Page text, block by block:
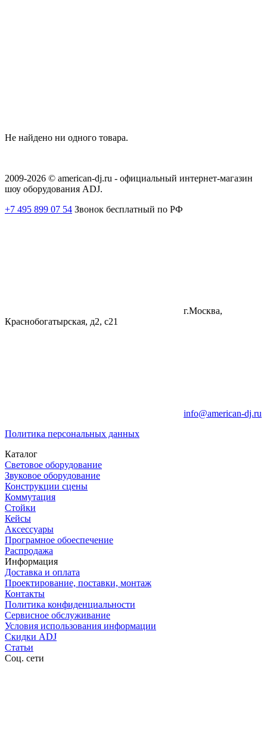
Не найдено ни одного товара.
2009-2026 © american-dj.ru - официальный интернет-магазин
шоу оборудования ADJ.
+7 495 899 07 54 Звонок бесплатный по РФ
г.Москва,
Краснобогатырская, д2, с21
info@american-dj.ru
Политика персональных данных
Каталог
Световое оборудование
Звуковое оборудование
Конструкции сцены
Коммутация
Стойки
Кейсы
Аксессуары
Програмное обоеспечение
Распродажа
Информация
Доставка и оплата
Проектирование, поставки, монтаж
Контакты
Политика конфиденциальности
Сервисное обслуживание
Условия использования информации
Скидки ADJ
Статьи
Соц. сети